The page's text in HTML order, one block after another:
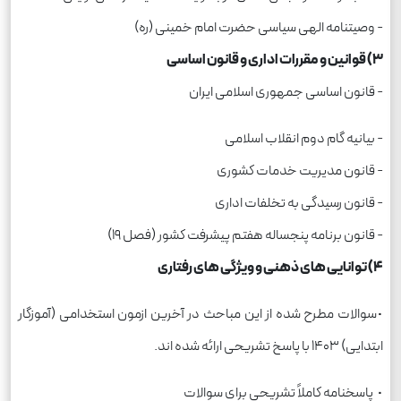
- وصیتنامه الهی سیاسی حضرت امام خمینی (ره)
۳) قوانین و مقررات اداری و قانون اساسی
- قانون اساسی جمهوری اسلامی ایران
- بیانیه گام دوم انقلاب اسلامی
- قانون مدیریت خدمات کشوری
- قانون رسیدگی به تخلفات اداری
- قانون برنامه پنجساله هفتم پیشرفت کشور (فصل ۱۹)
۴) توانایی های ذهنی و ویژگی های رفتاری
•سوالات مطرح شده از این مباحث در آخرین ازمون استخدامی (آموزگار
ابتدایی) 1403 با پاسخ تشریحی ارائه شده اند.
• پاسخنامه کاملاً تشریحی برای سوالات